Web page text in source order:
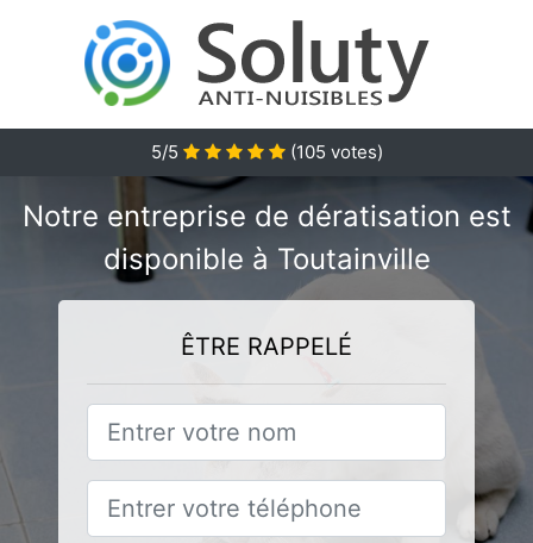
5/5 (105 votes)
Notre entreprise de dératisation est
disponible à Toutainville
ÊTRE RAPPELÉ